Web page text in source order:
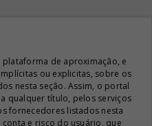
de aproximação, e
ou explicitas, sobre os
nesta seção. Assim, o portal
qualquer título, pelos serviços
fornecedores listados nesta
e risco do usuário, que